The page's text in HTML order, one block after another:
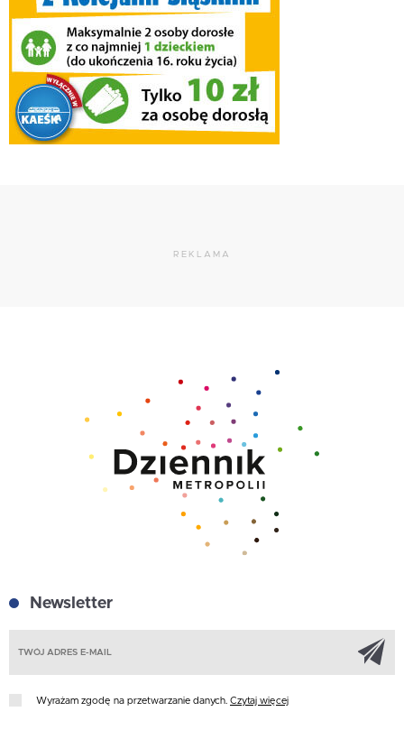
REKLAMA
Newsletter
Wyrażam zgodę na przetwarzanie danych. Czytaj więcej